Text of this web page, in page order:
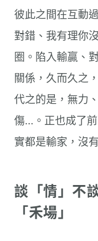
彼此之間在互動
對錯、我有理你
圈。陷入輸贏、
關係，久而久之
代之的是，無力
傷…。正也成了
實都是輸家，沒
談「情」不
「禾場」